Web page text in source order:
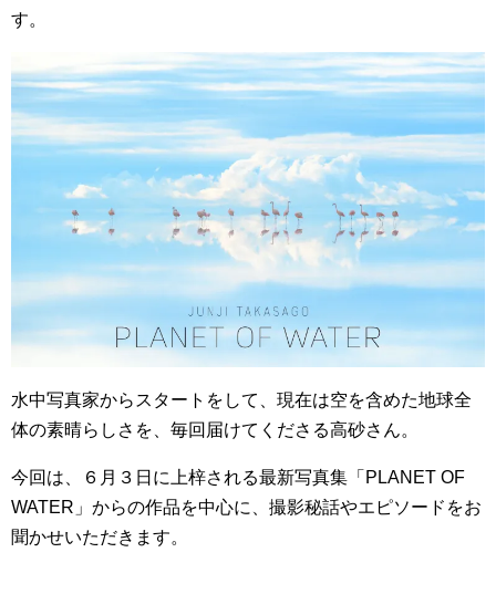
す。
水中写真家からスタートをして、現在は空を含めた地球全
体の素晴らしさを、毎回届けてくださる高砂さん。
今回は、６月３日に上梓される最新写真集「PLANET OF
WATER」からの作品を中心に、撮影秘話やエピソードをお
聞かせいただきます。